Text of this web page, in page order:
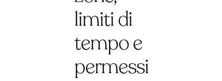
limiti di
tempo e
permessi